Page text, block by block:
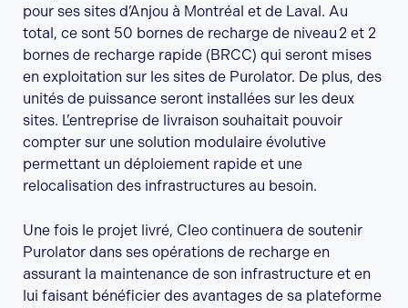
pour ses sites d’Anjou à Montréal et de Laval. Au
total, ce sont 50 bornes de recharge de niveau 2 et 2
bornes de recharge rapide (BRCC) qui seront mises
en exploitation sur les sites de Purolator. De plus, des
unités de puissance seront installées sur les deux
sites. L’entreprise de livraison souhaitait pouvoir
compter sur une solution modulaire évolutive
permettant un déploiement rapide et une
relocalisation des infrastructures au besoin.
Une fois le projet livré, Cleo continuera de soutenir
Purolator dans ses opérations de recharge en
assurant la maintenance de son infrastructure et en
lui faisant bénéficier des avantages de sa plateforme